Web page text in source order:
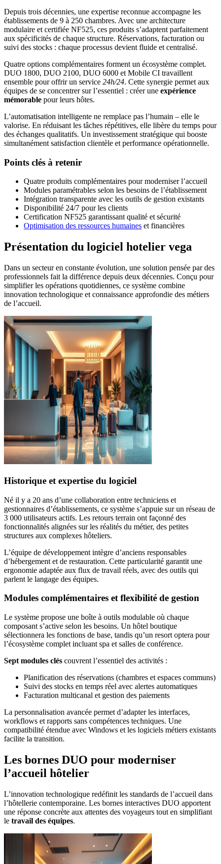
Depuis trois décennies, une expertise reconnue accompagne les
établissements de 9 à 250 chambres. Avec une architecture
modulaire et certifiée NF525, ces produits s’adaptent parfaitement
aux spécificités de chaque structure. Réservations, facturation ou
suivi des stocks : chaque processus devient fluide et centralisé.
Quatre options complémentaires forment un écosystème complet.
DUO 1800, DUO 2100, DUO 6000 et Mobile CI travaillent
ensemble pour offrir un service 24h/24. Cette synergie permet aux
équipes de se concentrer sur l’essentiel : créer une expérience
mémorable pour leurs hôtes.
L’automatisation intelligente ne remplace pas l’humain – elle le
valorise. En réduisant les tâches répétitives, elle libère du temps pour
des échanges qualitatifs. Un investissement stratégique qui booste
simultanément satisfaction clientèle et performance opérationnelle.
Points clés à retenir
Quatre produits complémentaires pour moderniser l’accueil
Modules paramétrables selon les besoins de l’établissement
Intégration transparente avec les outils de gestion existants
Disponibilité 24/7 pour les clients
Certification NF525 garantissant qualité et sécurité
Optimisation des ressources humaines et financières
Présentation du logiciel hotelier vega
Dans un secteur en constante évolution, une solution pensée par des
professionnels fait la différence depuis deux décennies. Conçu pour
simplifier les opérations quotidiennes, ce système combine
innovation technologique et connaissance approfondie des métiers
de l’accueil.
Historique et expertise du logiciel
Né il y a 20 ans d’une collaboration entre techniciens et
gestionnaires d’établissements, ce système s’appuie sur un réseau de
3 000 utilisateurs actifs. Les retours terrain ont façonné des
fonctionnalités alignées sur les réalités du métier, des petites
structures aux complexes hôteliers.
L’équipe de développement intègre d’anciens responsables
d’hébergement et de restauration. Cette particularité garantit une
ergonomie adaptée aux flux de travail réels, avec des outils qui
parlent le langage des équipes.
Modules complémentaires et flexibilité de gestion
Le système propose une boîte à outils modulable où chaque
composant s’active selon les besoins. Un hôtel boutique
sélectionnera les fonctions de base, tandis qu’un resort optera pour
l’écosystème complet incluant spa et salles de conférence.
Sept modules clés couvrent l’essentiel des activités :
Planification des réservations (chambres et espaces communs)
Suivi des stocks en temps réel avec alertes automatiques
Facturation multicanal et gestion des paiements
La personnalisation avancée permet d’adapter les interfaces,
workflows et rapports sans compétences techniques. Une
compatibilité étendue avec Windows et les logiciels métiers existants
facilite la transition.
Les bornes DUO pour moderniser
l’accueil hôtelier
L’innovation technologique redéfinit les standards de l’accueil dans
l’hôtellerie contemporaine. Les bornes interactives DUO apportent
une réponse concrète aux attentes des voyageurs tout en simplifiant
le travail des équipes.